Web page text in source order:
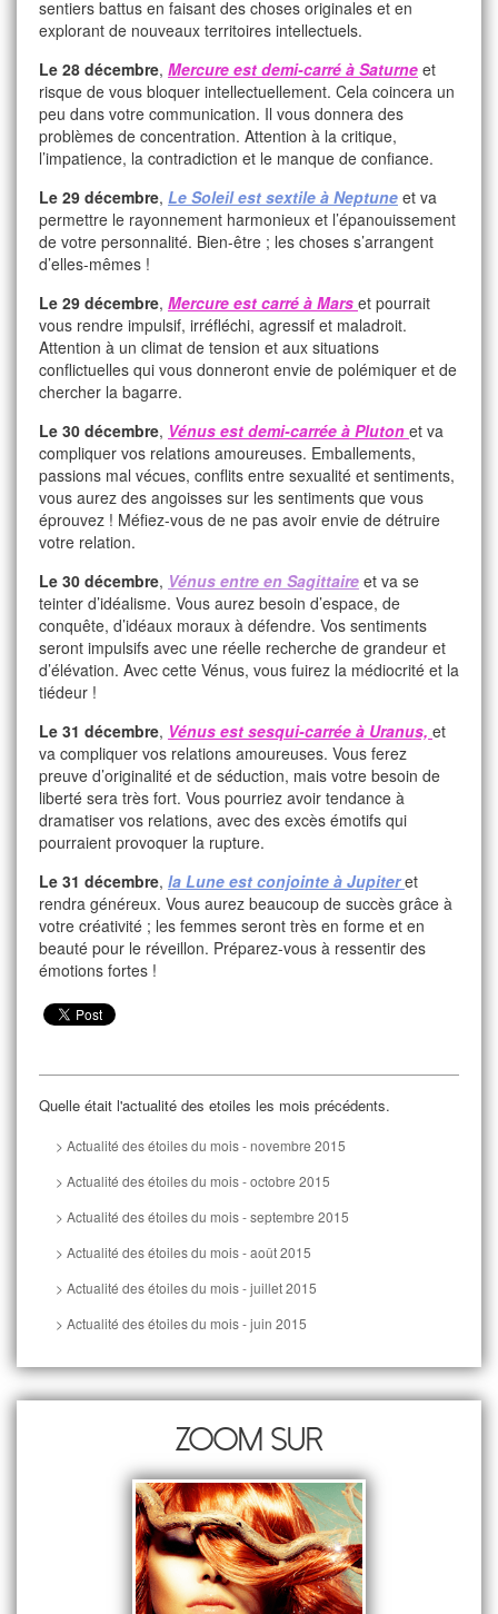
sentiers battus en faisant des choses originales et en
explorant de nouveaux territoires intellectuels.
Le 28 décembre, Mercure est demi-carré à Saturne et
risque de vous bloquer intellectuellement. Cela coincera un
peu dans votre communication. Il vous donnera des
problèmes de concentration. Attention à la critique,
l’impatience, la contradiction et le manque de confiance.
Le 29 décembre, Le Soleil est sextile à Neptune et va
permettre le rayonnement harmonieux et l’épanouissement
de votre personnalité. Bien-être ; les choses s’arrangent
d’elles-mêmes !
Le 29 décembre, Mercure est carré à Mars et pourrait
vous rendre impulsif, irréfléchi, agressif et maladroit.
Attention à un climat de tension et aux situations
conflictuelles qui vous donneront envie de polémiquer et de
chercher la bagarre.
Le 30 décembre, Vénus est demi-carrée à Pluton et va
compliquer vos relations amoureuses. Emballements,
passions mal vécues, conflits entre sexualité et sentiments,
vous aurez des angoisses sur les sentiments que vous
éprouvez ! Méfiez-vous de ne pas avoir envie de détruire
votre relation.
Le 30 décembre, Vénus entre en Sagittaire et va se
teinter d’idéalisme. Vous aurez besoin d’espace, de
conquête, d’idéaux moraux à défendre. Vos sentiments
seront impulsifs avec une réelle recherche de grandeur et
d’élévation. Avec cette Vénus, vous fuirez la médiocrité et la
tiédeur !
Le 31 décembre, Vénus est sesqui-carrée à Uranus, et
va compliquer vos relations amoureuses. Vous ferez
preuve d’originalité et de séduction, mais votre besoin de
liberté sera très fort. Vous pourriez avoir tendance à
dramatiser vos relations, avec des excès émotifs qui
pourraient provoquer la rupture.
Le 31 décembre, la Lune est conjointe à Jupiteret
rendra généreux. Vous aurez beaucoup de succès grâce à
votre créativité ; les femmes seront très en forme et en
beauté pour le réveillon. Préparez-vous à ressentir des
émotions fortes !
Quelle était l'actualité des etoiles les mois précédents.
> Actualité des étoiles du mois - novembre 2015
> Actualité des étoiles du mois - octobre 2015
> Actualité des étoiles du mois - septembre 2015
> Actualité des étoiles du mois - août 2015
> Actualité des étoiles du mois - juillet 2015
> Actualité des étoiles du mois - juin 2015
Zoom sur